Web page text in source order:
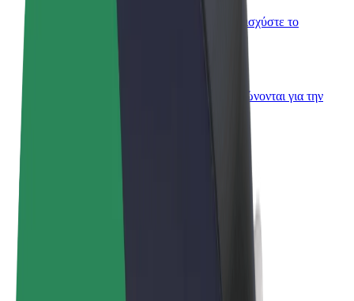
Προσθέστε το στόλο σας στο Bolt και ενισχύστε το
Προϊόντα και υπηρεσίες Bolt που κλιμακώνονται για την